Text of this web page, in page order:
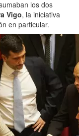
los dos
Vigo, la iniciativa
en particular.